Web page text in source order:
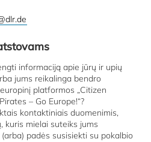
informaciją apie jūrų ir upių
jums reikalinga bendro
platformos „Citizen
– Go Europe!“?
kontaktiniais duomenimis,
kuris mielai suteiks jums
padės susisiekti su pokalbio